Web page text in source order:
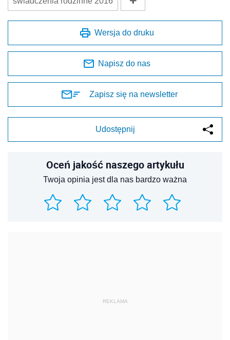
Wersja do druku
Napisz do nas
Zapisz się na newsletter
Udostępnij
Oceń jakość naszego artykułu
Twoja opinia jest dla nas bardzo ważna
REKLAMA